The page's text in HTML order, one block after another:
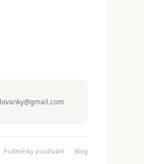
Podmínky používání Blog